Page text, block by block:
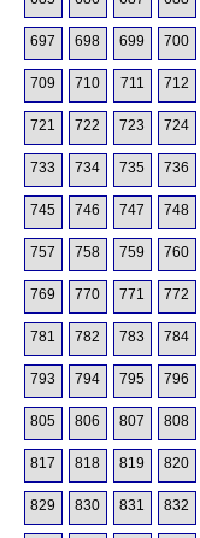
697 698 699 700
709 710 711 712
721 722 723 724
733 734 735 736
745 746 747 748
757 758 759 760
769 770 771 772
781 782 783 784
793 794 795 796
805 806 807 808
817 818 819 820
829 830 831 832